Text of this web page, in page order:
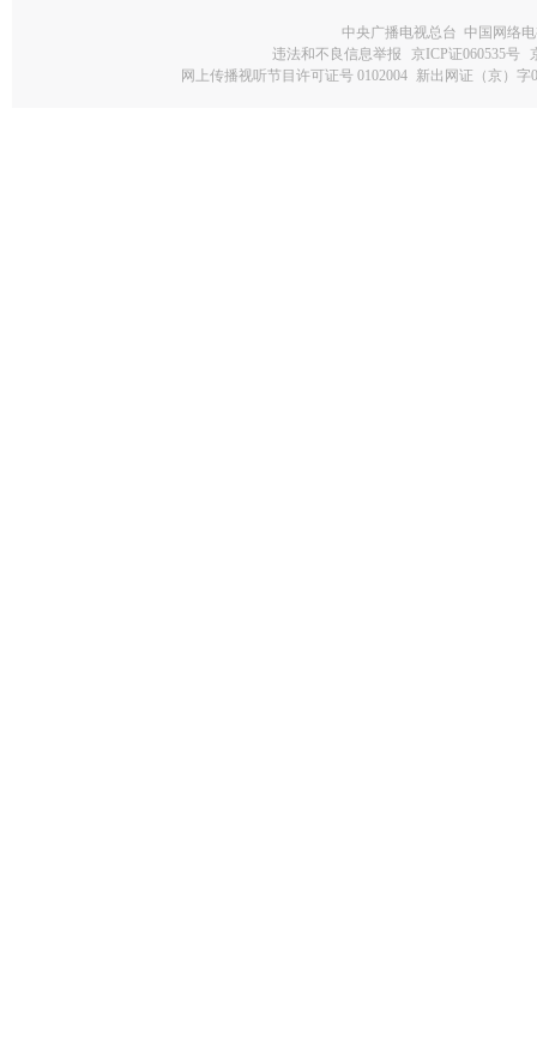
中央广播电视总台 中国网络
违法和不良信息举报
京ICP证060535号
网上传播视听节目许可证号 0102004 新出网证（京）